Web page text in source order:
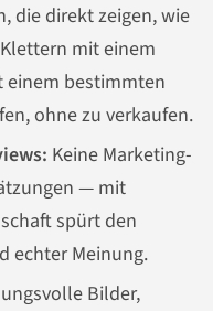
die direkt zeigen, wie
mit einem
einem bestimmten
ohne zu verkaufen.
Keine Marketing-
— mit
spürt den
echter Meinung.
Bilder,